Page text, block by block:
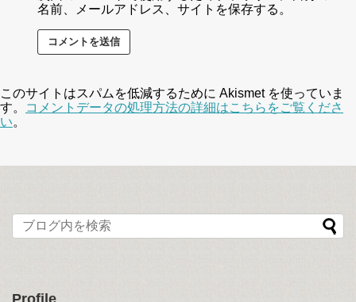
名前、メールアドレス、サイトを保存する。
このサイトはスパムを低減するために Akismet を使っていま
す。
コメントデータの処理方法の詳細はこちらをご覧くださ
い。